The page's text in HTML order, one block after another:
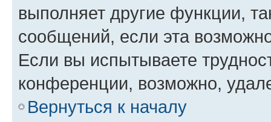
выполняет другие функции,
сообщений, если эта
Если вы испытываете
конференции, возможно,
Вернуться к началу